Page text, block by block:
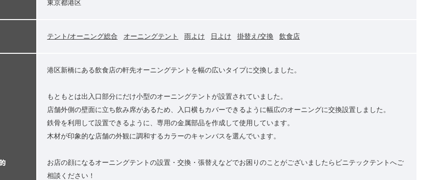
東京都港区
テント/オーニング総合 オーニングテント 雨よけ 日よけ 掛替え/交換 飲食店
港区新橋にある飲食店の軒先オーニングテントを幅の広いタイプに交換しました。
もともとは出入口部分にだけ小型のオーニングテントが設置されていました。
店舗外側の壁面に立ち飲み席があるため、入口横もカバーできるように幅広のオーニングに交換設置しました。
鉄骨を利用して設置できるように、専用の金属部品を作成して使用しています。
木材が印象的な店舗の外観に調和するカラーのキャンバスを選んでいます。
お店の顔になるオーニングテントの設置・交換・張替えなどでお困りのことがございましたらビニテックテントへご
相談ください！